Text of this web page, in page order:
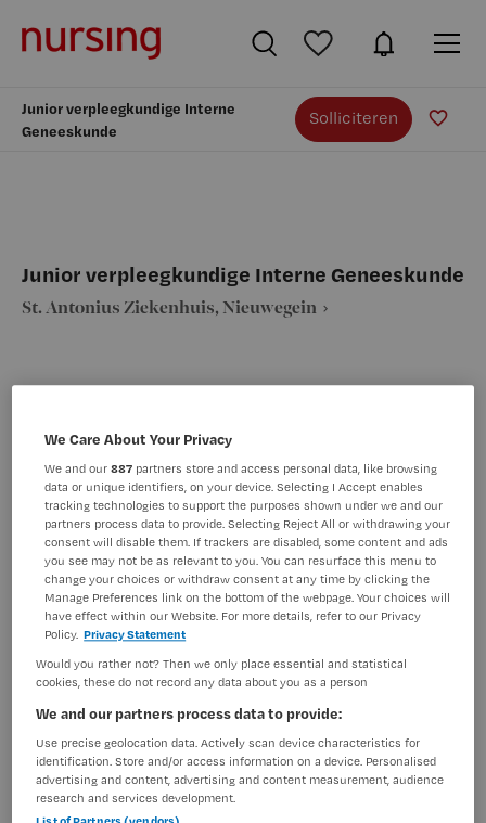
Junior verpleegkundige Interne
Geneeskunde
Solliciteren
Junior verpleegkundige Interne Geneeskunde
St. Antonius Ziekenhuis, Nieuwegein
VAKGEBIED
Verpleegkunde
BRANCHE
Ziekenhuis
AANSTELLING
Tijdelijk met uitzicht op vast
PLAATSINGSDATUM
1 mei 2026
NIVEAU
MBO
ERVARING
Starter Niet nader bepaald
Vacature niet beschikbaar
Deze vacature Junior verpleegkundige Interne
Geneeskunde bij St. Antonius Ziekenhuis is niet meer
We Care About Your Privacy
We and our887 partners store and access personal data, like browsing
data or unique identifiers, on your device. Selecting I Accept enables
tracking technologies to support the purposes shown under we and our
partners process data to provide. Selecting Reject All or withdrawing your
consent will disable them. If trackers are disabled, some content and ads
you see may not be as relevant to you. You can resurface this menu to
change your choices or withdraw consent at any time by clicking the
Manage Preferences link on the bottom of the webpage. Your choices will
have effect within our Website. For more details, refer to our Privacy
Policy. Privacy Statement
Would you rather not? Then we only place essential and statistical
cookies, these do not record any data about you as a person
We and our partners process data to provide:
Use precise geolocation data. Actively scan device characteristics for
identification. Store and/or access information on a device. Personalised
advertising and content, advertising and content measurement, audience
research and services development.